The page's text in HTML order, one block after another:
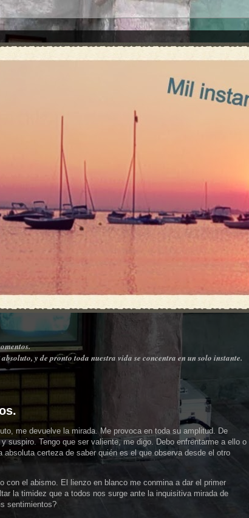
y de pronto toda nuestra vida se concentra en un solo instante.
me devuelve la mirada. Me provoca en toda su amplitud. De
suspiro. Tengo que ser valiente, me digo. Debo enfrentarme a ello o
absoluta certeza de saber quién es el que observa desde el otro
con el abismo. El lienzo en blanco me conmina a dar el primer
la timidez que a todos nos surge ante la inquisitiva mirada de
sentimientos?